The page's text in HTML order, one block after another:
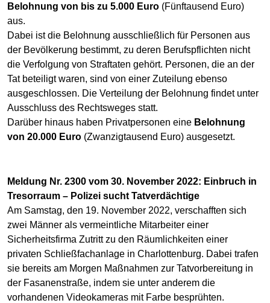
Belohnung von bis zu 5.000 Euro (Fünftausend Euro)
aus.
Dabei ist die Belohnung ausschließlich für Personen aus
der Bevölkerung bestimmt, zu deren Berufspflichten nicht
die Verfolgung von Straftaten gehört. Personen, die an der
Tat beteiligt waren, sind von einer Zuteilung ebenso
ausgeschlossen. Die Verteilung der Belohnung findet unter
Ausschluss des Rechtsweges statt.
Darüber hinaus haben Privatpersonen eine Belohnung
von 20.000 Euro (Zwanzigtausend Euro) ausgesetzt.
Meldung Nr. 2300 vom 30. November 2022: Einbruch in
Tresorraum – Polizei sucht Tatverdächtige
Am Samstag, den 19. November 2022, verschafften sich
zwei Männer als vermeintliche Mitarbeiter einer
Sicherheitsfirma Zutritt zu den Räumlichkeiten einer
privaten Schließfachanlage in Charlottenburg. Dabei trafen
sie bereits am Morgen Maßnahmen zur Tatvorbereitung in
der Fasanenstraße, indem sie unter anderem die
vorhandenen Videokameras mit Farbe besprühten.